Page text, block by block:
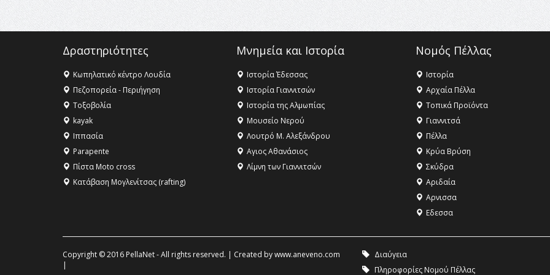
Δραστηριότητες
Κωπηλατικό κέντρο Λουδία
Πεζοπορεία - Περιήγηση
Τοξοβολία
kayak
Ιππασία
Parapente
Πίστα Moto cross
Κατάβαση Μογλενίτσας (rafting)
Μνημεία και Ιστορία
Ιστορία Έδεσσας
Ιστορία Γιαννιτσών
Ιστορία της Αλμωπίας
Μουσείο Νερού
Λουτρό Μ. Αλεξάνδρου
Αγιος Αθανάσιος
Λίμνη των Γιαννιτσών
Νομός Πέλλας
Ιστορία
Αρχαία Πέλλα
Τοπικά Προϊόντα
Γιαννιτσά
Πέλλα
Κρύα Βρύση
Σκύδρα
Αριδαία
Aρνισσα
Eδεσσα
Copyright © 2016 PellaNet - All rights reserved. | Created bywww.aneveno.com
|
Διαύγεια
Πληροφορίες Νομού Πέλλας